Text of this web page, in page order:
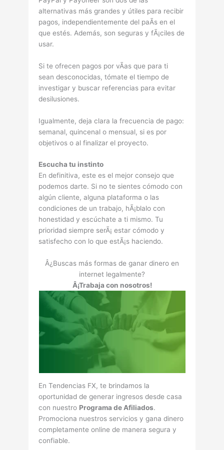
alternativas más grandes y útiles para recibir
pagos, independientemente del paÃ­s en el
que estés. Además, son seguras y fÃ¡ciles de
usar.
Si te ofrecen pagos por vÃ­as que para ti
sean desconocidas, tómate el tiempo de
investigar y buscar referencias para evitar
desilusiones.
Igualmente, deja clara la frecuencia de pago:
semanal, quincenal o mensual, si es por
objetivos o al finalizar el proyecto.
Escucha tu instinto
En definitiva, este es el mejor consejo que
podemos darte. Si no te sientes cómodo con
algún cliente, alguna plataforma o las
condiciones de un trabajo, hÃ¡blalo con
honestidad y escúchate a ti mismo. Tu
prioridad siempre serÃ¡ estar cómodo y
satisfecho con lo que estÃ¡s haciendo.
Â¿Buscas más formas de ganar dinero en
internet legalmente?
Â¡Trabaja con nosotros!
En Tendencias FX, te brindamos la
oportunidad de generar ingresos desde casa
con nuestro Programa de Afiliados.
Promociona nuestros servicios y gana dinero
completamente online de manera segura y
confiable.